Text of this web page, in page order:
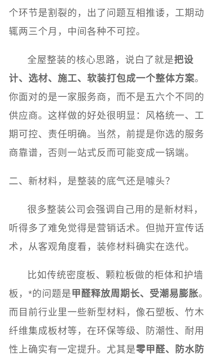
个环节是割裂的，出了问题互相推诿，工期动
辄两三个月，中间各种不可控。
全屋整装的核心思路，说白了就是把设
计、选材、施工、软装打包成一个整体方案。
你面对的是一家服务商，而不是五六个不同的
供应商。这样做的好处很明显：风格统一、工
期可控、责任明确。当然，前提是你选的服务
商靠谱，否则一站式反而可能变成一锅端。
二、新材料，是整装的底气还是噱头？
很多整装公司会强调自己用的是新材料，
听得多了难免觉得是营销话术。但抛开宣传话
术，从客观角度看，装修材料确实在迭代。
比如传统密度板、颗粒板做的柜体和护墙
板，*的问题是甲醛释放周期长、受潮易膨胀。
而目前行业里一些新型材料，像石塑板、竹木
纤维集成板材等，在环保等级、防潮性、耐用
性上确实有一定提升。尤其是零甲醛、防水防